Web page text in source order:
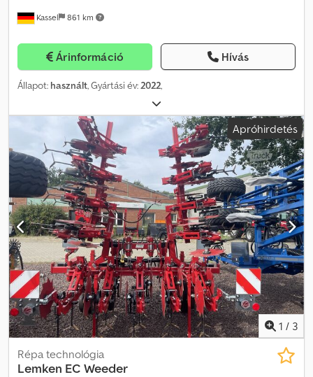
Kassel 861 km
Árinformáció Hívás
Állapot: használt, Gyártási év:2022,
Apróhirdetés
1 / 3
Répa technológia
Lemken EC Weeder